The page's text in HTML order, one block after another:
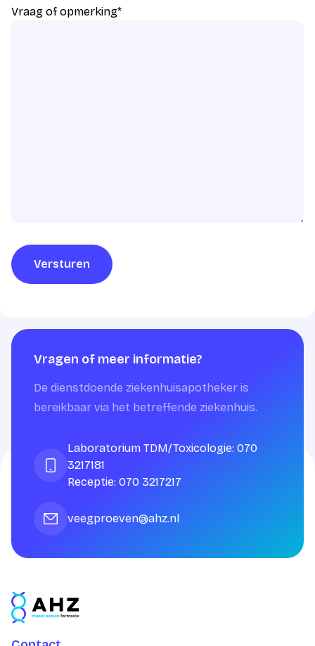
Vraag of opmerking*
Versturen
Vragen of meer informatie?
De dienstdoende ziekenhuisapotheker is
bereikbaar via het betreffende ziekenhuis.
Laboratorium TDM/Toxicologie: 070
3217181
Receptie: 070 3217217
veegproeven@ahz.nl